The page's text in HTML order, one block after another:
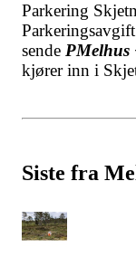
Parkering
sende PMelhus
kjører inn i
Siste fra